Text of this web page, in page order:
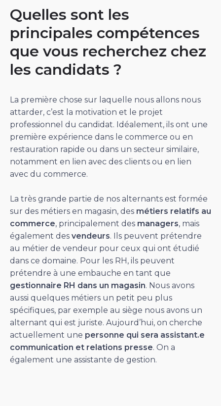
Quelles sont les
principales compétences
que vous recherchez chez
les candidats ?
La première chose sur laquelle nous allons nous
attarder, c’est la motivation et le projet
professionnel du candidat. Idéalement, ils ont une
première expérience dans le commerce ou en
restauration rapide ou dans un secteur similaire,
notamment en lien avec des clients ou en lien
avec du commerce.
La très grande partie de nos alternants est formée
sur des métiers en magasin, des métiers relatifs au
commerce, principalement des managers, mais
également des vendeurs. Ils peuvent prétendre
au métier de vendeur pour ceux qui ont étudié
dans ce domaine. Pour les RH, ils peuvent
prétendre à une embauche en tant que
gestionnaire RH dans un magasin. Nous avons
aussi quelques métiers un petit peu plus
spécifiques, par exemple au siège nous avons un
alternant qui est juriste. Aujourd’hui, on cherche
actuellement une personne qui sera assistant.e
communication et relations presse. On a
également une assistante de gestion.